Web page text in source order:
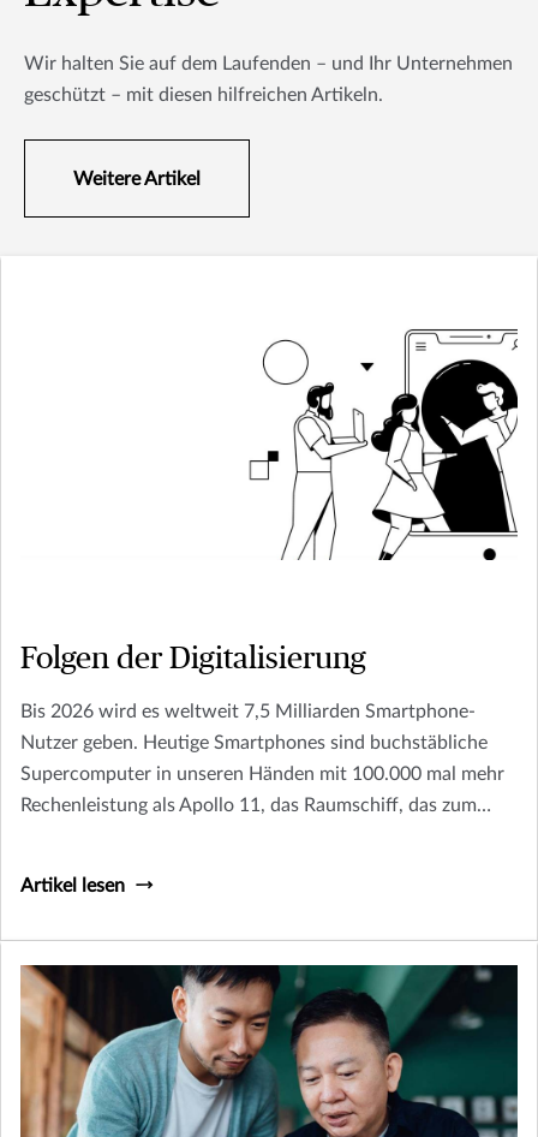
Wir halten Sie auf dem Laufenden – und Ihr Unternehmen
geschützt – mit diesen hilfreichen Artikeln.
Weitere Artikel
Folgen der Digitalisierung
Bis 2026 wird es weltweit 7,5 Milliarden Smartphone-
Nutzer geben. Heutige Smartphones sind buchstäbliche
Supercomputer in unseren Händen mit 100.000 mal mehr
Rechenleistung als Apollo 11, das Raumschiff, das zum
Artikel lesen